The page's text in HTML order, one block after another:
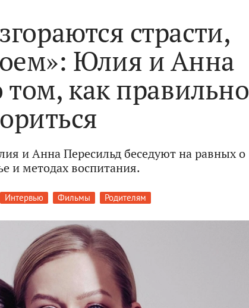
страсти,
Юлия и Анна
как правильно
и Анна Пересильд беседуют на равных о
и методах воспитания.
Интервью Фильмы Родителям